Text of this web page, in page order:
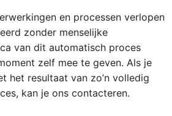
en processen verlopen
zonder menselijke
van dit automatisch proces
zelf mee te geven. Als je
het resultaat van zo’n volledig
kan je ons contacteren.